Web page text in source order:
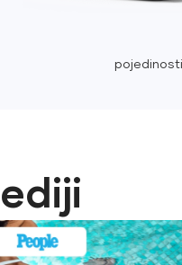
pojedinosti